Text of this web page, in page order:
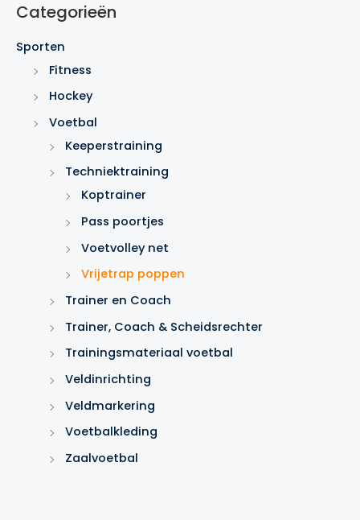
k
e
Categorieën
Sporten
Fitness
Hockey
Voetbal
Keeperstraining
Techniektraining
Koptrainer
Pass poortjes
Voetvolley net
Vrijetrap poppen
Trainer en Coach
Trainer, Coach & Scheidsrechter
Trainingsmateriaal voetbal
Veldinrichting
Veldmarkering
Voetbalkleding
Zaalvoetbal